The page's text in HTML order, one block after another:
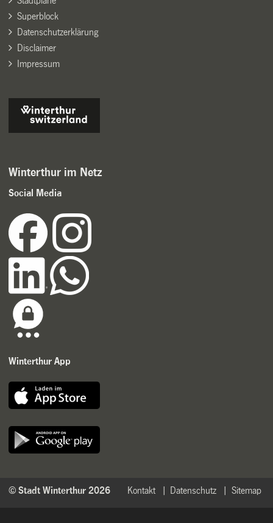
Superblock
Datenschutzerklärung
Disclaimer
Impressum
Winterthur im Netz
Social Media
Winterthur App
Sitemap
Datenschutz
Kontakt
© Stadt Winterthur 2026